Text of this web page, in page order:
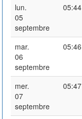
lun.
05
septembre
05:44
mar.
06
septembre
05:46
mer.
07
septembre
05:47